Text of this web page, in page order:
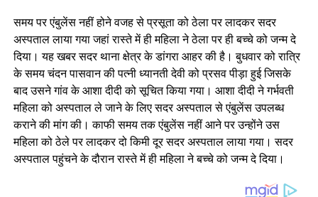
समय पर एंबुलेंस नहीं होने वजह से प्रसूता को ठेला पर लादकर सदर
अस्पताल लाया गया जहां रास्ते में ही महिला ने ठेला पर ही बच्चे को जन्म दे
दिया। यह खबर सदर थाना क्षेत्र के डांगरा आहर की है। बुधवार को रात्रि
के समय चंदन पासवान की पत्नी ध्यानती देवी को प्रसव पीड़ा हुई जिसके
बाद उसने गांव के आशा दीदी को सूचित किया गया। आशा दीदी ने गर्भवती
महिला को अस्पताल ले जाने के लिए सदर अस्पताल से एंबुलेंस उपलब्ध
कराने की मांग की। काफी समय तक एंबुलेंस नहीं आने पर उन्होंने उस
महिला को ठेले पर लादकर दो किमी दूर सदर अस्पताल लाया गया। सदर
अस्पताल पहुंचने के दौरान रास्ते में ही महिला ने बच्चे को जन्म दे दिया।